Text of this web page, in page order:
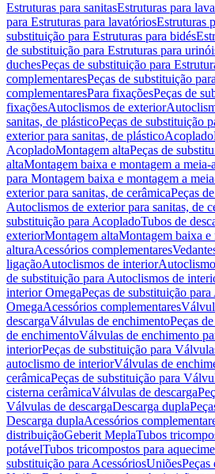
Estruturas para sanitasEstruturas para
para Estruturas para lavatóriosEstruturas
substituição para Estruturas para bidés
de substituição para Estruturas para
duchesPeças de substituição para
complementaresPeças de substituição
complementaresPara fixaçõesPeças de
fixaçõesAutoclismos de exterior
sanitas, de plásticoPeças de substituição
exterior para sanitas, de plásticoAcoplado
AcopladoMontagem altaPeças de
altaMontagem baixa e montagem a meia-
para Montagem baixa e montagem a
exterior para sanitas, de cerâmicaPeças
Autoclismos de exterior para sanitas, de
substituição para AcopladoTubos de
exteriorMontagem altaMontagem baixa e
alturaAcessórios complementares
ligaçãoAutoclismos de interior
de substituição para Autoclismos de
interior OmegaPeças de substituição
OmegaAcessórios complementares
descargaVálvulas de enchimentoPeças
de enchimentoVálvulas de enchimento
interiorPeças de substituição para
autoclismo de interiorVálvulas de
cerâmicaPeças de substituição para
cisterna cerâmicaVálvulas de descarga
Válvulas de descargaDescarga dupla
Descarga duplaAcessórios
distribuiçãoGeberit MeplaTubos
potávelTubos tricompostos para
substituição para AcessóriosUniõesPeças